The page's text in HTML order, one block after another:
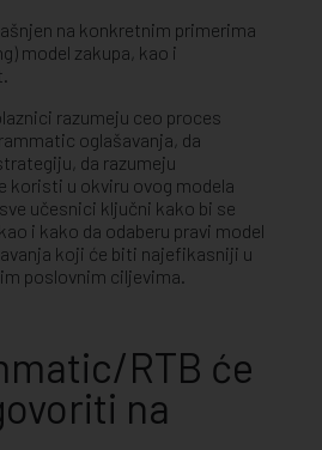
na konkretnim primerima
model zakupa, kao i
razumeju ceo proces
oglašavanja, da
da razumeju
koristi u okviru ovog modela
učesnici ključni kako bi se
i kako da odaberu pravi model
koji će biti najefikasniji u
poslovnim ciljevima.
RTB će
na